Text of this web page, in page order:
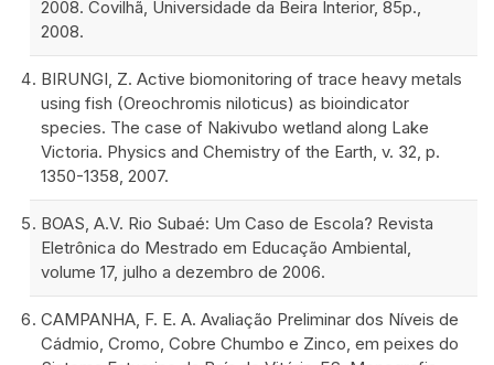
2008. Covilhã, Universidade da Beira Interior, 85p.,
2008.
BIRUNGI, Z. Active biomonitoring of trace heavy metals
using fish (Oreochromis niloticus) as bioindicator
species. The case of Nakivubo wetland along Lake
Victoria. Physics and Chemistry of the Earth, v. 32, p.
1350-1358, 2007.
BOAS, A.V. Rio Subaé: Um Caso de Escola? Revista
Eletrônica do Mestrado em Educação Ambiental,
volume 17, julho a dezembro de 2006.
CAMPANHA, F. E. A. Avaliação Preliminar dos Níveis de
Cádmio, Cromo, Cobre Chumbo e Zinco, em peixes do